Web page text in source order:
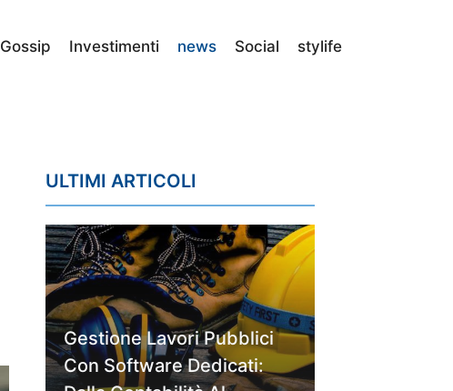
Gossip Investimenti news Social stylife
ULTIMI ARTICOLI
Gestione Lavori Pubblici
Con Software Dedicati: